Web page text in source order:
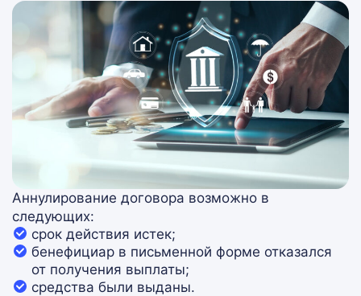
Аннулирование договора возможно в
следующих:
срок действия истек;
бенефициар в письменной форме отказался
от получения выплаты;
средства были выданы.